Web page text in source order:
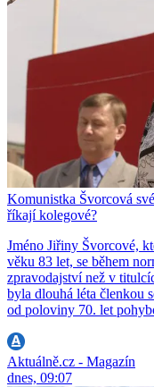
Komunistka Švorcová
říkají kolegové?
Jméno Jiřiny Švorcové,
věku 83 let, se během
zpravodajství než v
byla dlouhá léta členkou
od poloviny 70. let
Aktuálně.cz - Magazín
dnes, 09:07